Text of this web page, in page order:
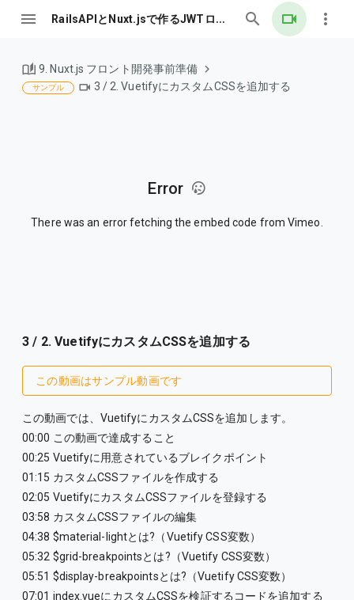
RailsAPIとNuxt.jsで作るJWTログイン認証
9. Nuxt.js フロント開発事前準備
サンプル 3 / 2. VuetifyにカスタムCSSを追加する
Error
There was an error fetching the embed code from Vimeo.
3 / 2. VuetifyにカスタムCSSを追加する
この動画はサンプル動画です
この動画では、VuetifyにカスタムCSSを追加します。
00:00 この動画で達成すること
00:25 Vuetifyに用意されているブレイクポイント
01:15 カスタムCSSファイルを作成する
02:05 VuetifyにカスタムCSSファイルを登録する
03:58 カスタムCSSファイルの編集
04:38 $material-lightとは?（Vuetify CSS変数）
05:32 $grid-breakpointsとは?（Vuetify CSS変数）
05:51 $display-breakpointsとは?（Vuetify CSS変数）
07:01 index.vueにカスタムCSSを検証するコードを追加する